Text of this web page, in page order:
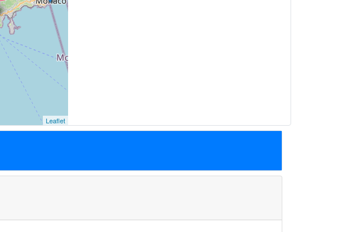
Leaflet